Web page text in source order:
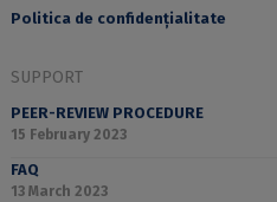
Politica de confidențialitate
SUPPORT
PEER-REVIEW PROCEDURE
15 February 2023
FAQ
13 March 2023